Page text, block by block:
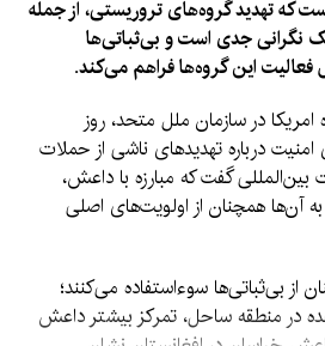
که تهدید گروه‌های تروریستی، از جمله
نگرانی جدی است و بی‌ثباتی‌ها
این گروه‌ها فراهم می‌کند.
در سازمان ملل متحد، روز
درباره تهدیدهای ناشی از حملات
گفت که مبارزه با داعش،
آن‌ها همچنان از اولویت‌های اصلی
از بی‌ثباتی‌ها سوءاستفاده می‌کنند؛
در منطقه ساحل، تمرکز بیشتر داعش